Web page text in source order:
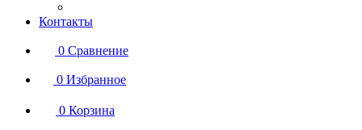
Контакты
0 Сравнение
0 Избранное
0 Корзина